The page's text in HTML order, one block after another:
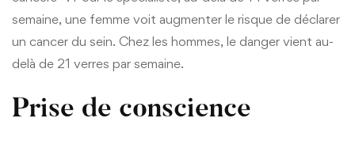
semaine, une femme voit augmenter le risque de déclarer
un cancer du sein. Chez les hommes, le danger vient au-
delà de 21 verres par semaine.
Prise de conscience